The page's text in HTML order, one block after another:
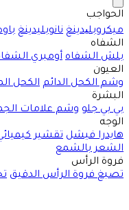
الحواجب
ميكروبلیدينغ نانوبليدينغ
الشفاه
بلش الشفاه أومبري
العيون
وشم الكحل الدائم الكحل
البشرة
بي بي جلو وشم علامات
الوجه
هايدرا فيشل تقشير
الشعر بالشمع
فروة الرأس
تصبغ فروة الرأس الدقيق